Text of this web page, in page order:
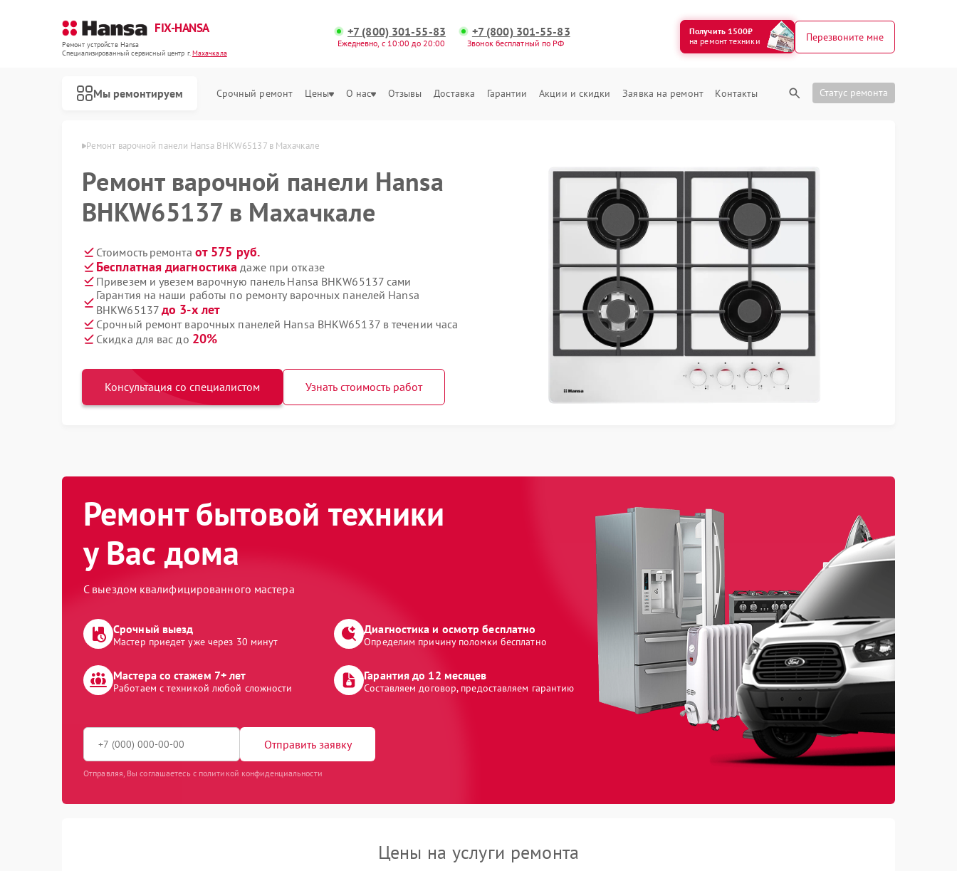
FIX-HANSA
Ремонт устройств Hansa
Специализированный cервисный центр г.Махачкала
+7 (800) 301-55-83
Ежедневно, с 10:00 до 20:00
+7 (800) 301-55-83
Звонок бесплатный по РФ
Получить 1500₽
на ремонт техники
Перезвоните мне
Мы ремонтируем Срочный ремонт Цены О нас Отзывы Доставка Гарантии Акции и скидки Заявка на ремонт Контакты Статус ремонта
Ремонт варочной панели Hansa BHKW65137 в Махачкале
Ремонт варочной панели Hansa
BHKW65137 в Махачкале
Стоимость ремонта от 575 руб.
Бесплатная диагностика даже при отказе
Привезем и увезем варочную панель Hansa BHKW65137 сами
Гарантия на наши работы по ремонту варочных панелей Hansa
BHKW65137 до 3-х лет
Срочный ремонт варочных панелей Hansa BHKW65137 в течении часа
Скидка для вас до 20%
Консультация со специалистом Узнать стоимость работ
Ремонт бытовой техники
у Вас дома
С выездом квалифицированного мастера
Срочный выезд
Мастер приедет уже через 30 минут
Диагностика и осмотр бесплатно
Определим причину поломки бесплатно
Мастера со стажем 7+ лет
Работаем с техникой любой сложности
Гарантия до 12 месяцев
Составляем договор, предоставляем гарантию
Отправить заявку
Отправляя, Вы соглашаетесь с политикой конфиденциальности
Цены на услуги ремонта